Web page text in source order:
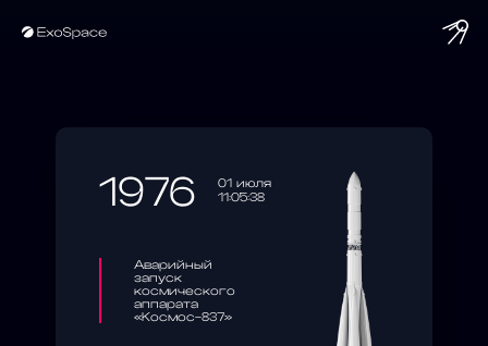
1976
01 июля
11:05:38
Аварийный
запуск
космического
аппарата
«Космос-837»